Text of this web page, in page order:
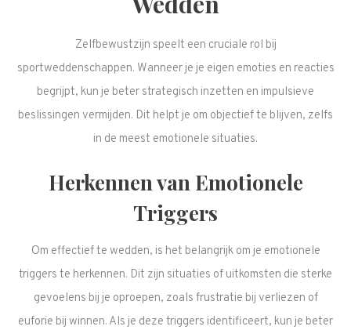
Zelfbewustzijn speelt een cruciale rol bij
sportweddenschappen. Wanneer je je eigen emoties en reacties
begrijpt, kun je beter strategisch inzetten en impulsieve
beslissingen vermijden. Dit helpt je om objectief te blijven, zelfs
in de meest emotionele situaties.
Herkennen van Emotionele
Triggers
Om effectief te wedden, is het belangrijk om je emotionele
triggers te herkennen. Dit zijn situaties of uitkomsten die sterke
gevoelens bij je oproepen, zoals frustratie bij verliezen of
euforie bij winnen. Als je deze triggers identificeert, kun je beter